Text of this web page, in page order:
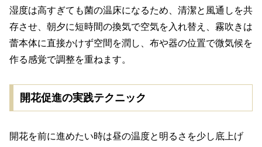
湿度は高すぎても菌の温床になるため、清潔と風通しを共
存させ、朝夕に短時間の換気で空気を入れ替え、霧吹きは
蕾本体に直接かけず空間を潤し、布や器の位置で微気候を
作る感覚で調整を重ねます。
開花促進の実践テクニック
開花を前に進めたい時は昼の温度と明るさを少し底上げ